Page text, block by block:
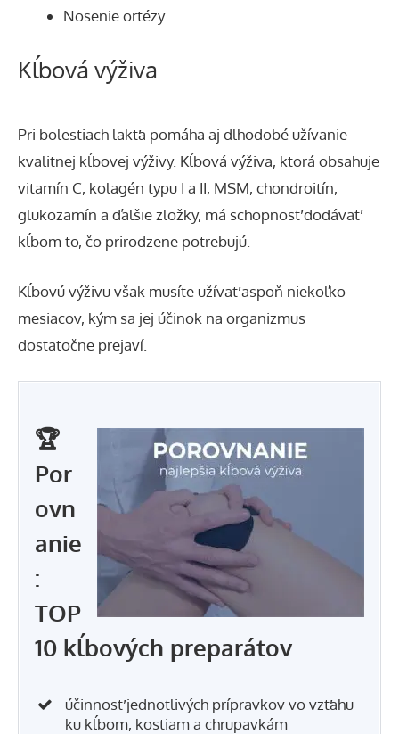
Nosenie ortézy
Kĺbová výživa
Pri bolestiach lakťa pomáha aj dlhodobé užívanie
kvalitnej kĺbovej výživy. Kĺbová výživa, ktorá obsahuje
vitamín C, kolagén typu I a II, MSM, chondroitín,
glukozamín a ďalšie zložky, má schopnosť dodávať
kĺbom to, čo prirodzene potrebujú.
Kĺbovú výživu však musíte užívať aspoň niekoľko
mesiacov, kým sa jej účinok na organizmus
dostatočne prejaví.
🏆
Por
ovn
anie
:
TOP
10 kĺbových preparátov
účinnosť jednotlivých prípravkov vo vzťahu
ku kĺbom, kostiam a chrupavkám